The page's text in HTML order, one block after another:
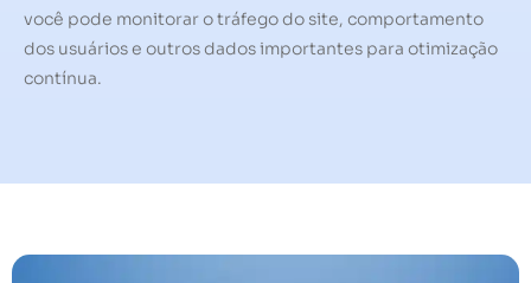
você pode monitorar o tráfego do site, comportamento
dos usuários e outros dados importantes para otimização
contínua.